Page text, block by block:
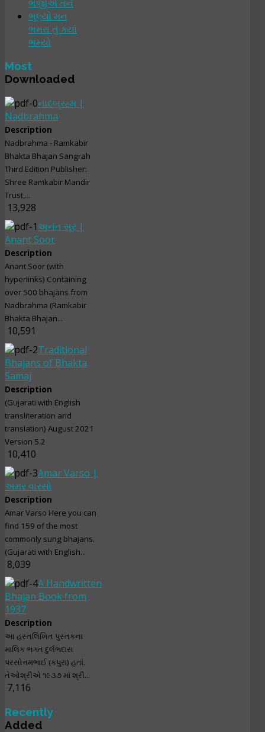
ભજીએ તને
ભૂલ્યો મન
ભમરા તું ક્યાં
ભમ્યો
Most
Downloaded
નાદબ્રહ્મ |
Nadbrahma
Description
Nadbrahma - Ramkabir
Bhakta Bhajan Sangrah
Third Edition Publisher:
Shree Ramkabir Mandir
Trust,...
13,928
અનંત સૂર |
Anant Soor
Description
Anant Soor (with
hyperlinks) Containing
over 500 bhajans from
Nadbrahma (Ramkabir
Bhakta Bhajan...
10,591
Traditional
Bhajans of Bhakta
Samaj
Description
(Gujarati with English
transliteration and
translation) August 2021
Version 5.2
10,410
Amar Varso |
અમર વારસો
Description
Amar Varso Here you can
find 159 of the most
commonly sung bhajans.
(Gujarati with English...
8,039
A Handwritten
Bhajan Book from
1937
Description
આ હસ્તલિખિત પુસ્તકના
માલિક ભગત દુર્લભદાસ
પરસોત્તમભાઈ (કપુરા) હતાં.
તેઓશ્રીએ ૧૯૩૭ માં શ્રી...
7,116
Recently
Added